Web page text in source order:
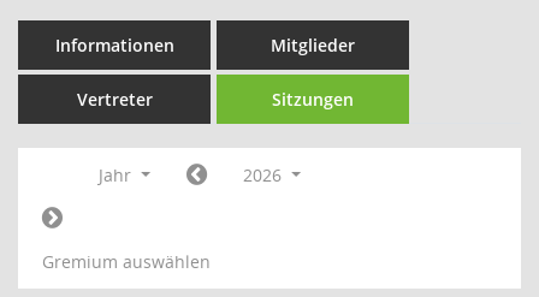
Informationen Mitglieder
Vertreter Sitzungen
Jahr 2026
Gremium auswählen